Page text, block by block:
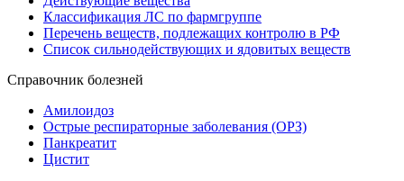
Классификация ЛС по фармгруппе
Перечень веществ, подлежащих контролю в РФ
Список сильнодействующих и ядовитых веществ
Справочник болезней
Амилоидоз
Острые респираторные заболевания (ОРЗ)
Панкреатит
Цистит